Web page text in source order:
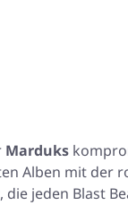
Marduks
Alben mit der
jeden Blast